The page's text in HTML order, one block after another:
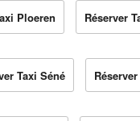
Ploeren Réserver
Taxi Séné